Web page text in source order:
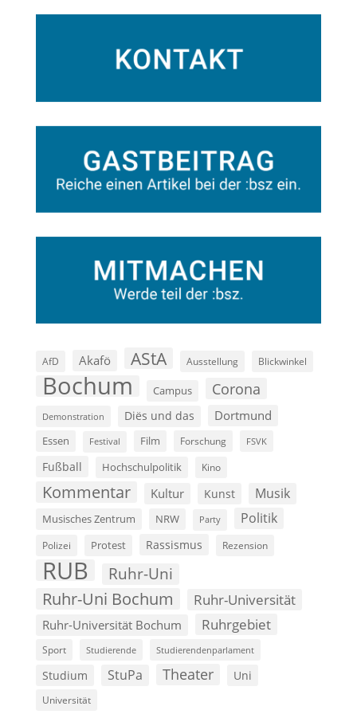
AfD Akafö AStA Ausstellung Blickwinkel
Bochum Campus Corona
Demonstration Diës und das Dortmund
Essen Festival Film Forschung FSVK
Fußball Hochschulpolitik Kino
Kommentar Kultur Kunst Musik
Musisches Zentrum NRW Party Politik
Polizei Protest Rassismus Rezension
RUB Ruhr-Uni
Ruhr-Uni Bochum Ruhr-Universität
Ruhr-Universität Bochum Ruhrgebiet
Sport Studierende Studierendenparlament
Studium StuPa Theater Uni
Universität